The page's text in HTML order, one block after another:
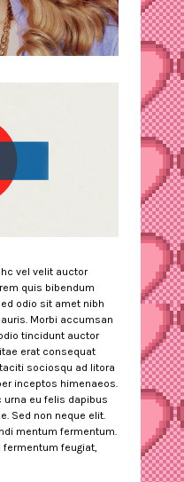
vel velit auctor
quis bibendum
odio sit amet nibh
Morbi accumsan
tincidunt auctor
erat consequat
sociosqu ad litora
inceptos himenaeos.
urna eu felis dapibus
Sed non neque elit.
mentum fermentum.
fermentum feugiat,